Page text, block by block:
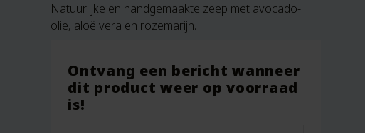
Natuurlijke en handgemaakte zeep met avocado-
olie, aloë vera en rozemarijn.
Ontvang een bericht wanneer
dit product weer op voorraad
is!